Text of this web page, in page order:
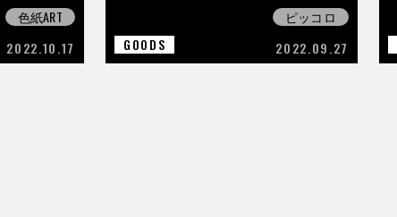
色紙ART
2022.10.17
ピッコロ
GOODS
2022.09.27